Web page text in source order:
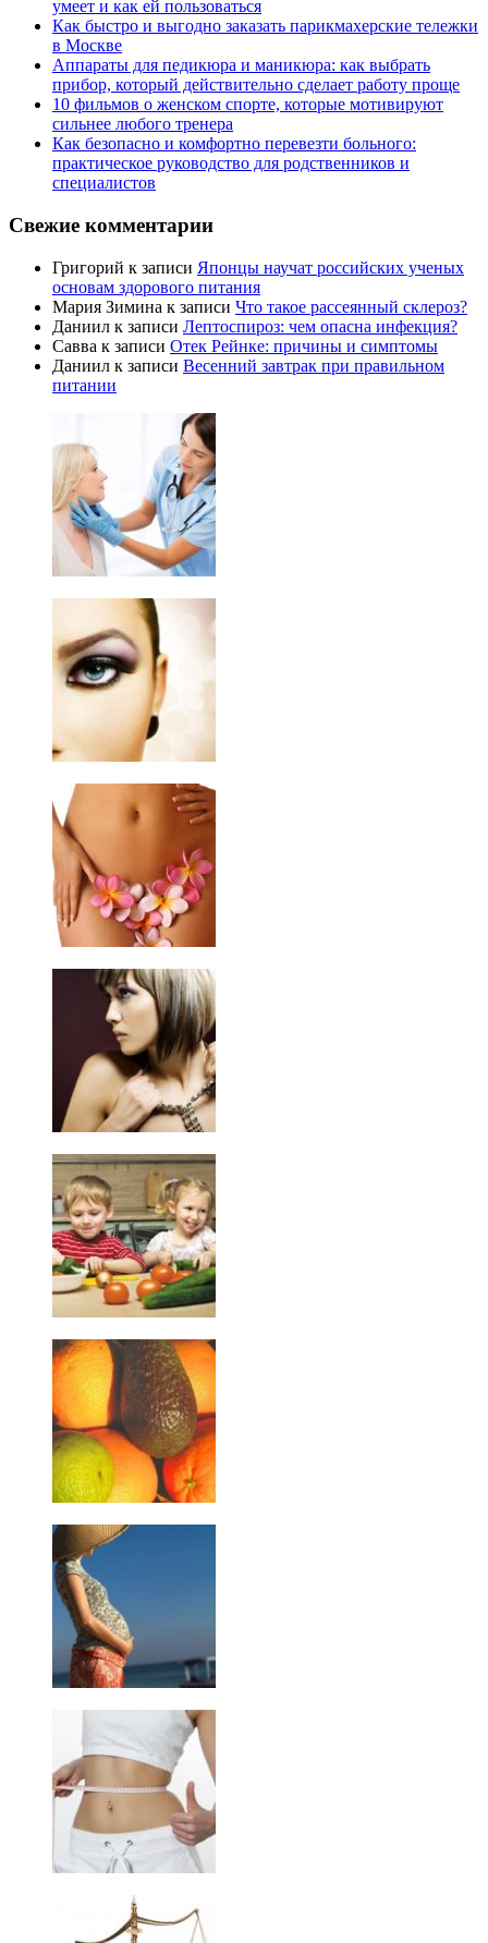
умеет и как ей пользоваться
Как быстро и выгодно заказать парикмахерские тележки
в Москве
Аппараты для педикюра и маникюра: как выбрать
прибор, который действительно сделает работу проще
10 фильмов о женском спорте, которые мотивируют
сильнее любого тренера
Как безопасно и комфортно перевезти больного:
практическое руководство для родственников и
специалистов
Свежие комментарии
Григорий к записи Японцы научат российских ученых
основам здорового питания
Мария Зимина к записи Что такое рассеянный склероз?
Даниил к записи Лептоспироз: чем опасна инфекция?
Савва к записи Отек Рейнке: причины и симптомы
Даниил к записи Весенний завтрак при правильном
питании